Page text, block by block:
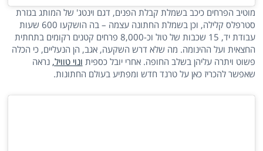
מוטיב הפרחים כיכב בשמלת קבלת הפנים, דגם וינטג' של המותג בגזרת
סטרפלס קלילה, וכן בשמלת החתונה עצמה – בה הושקעו 600 שעות
עבודת יד, 15 שכבות של טול וכ-8,000 פרחים קטנים רקומים בתחתית
החצאית ועל ההינומה. מה שלא דרש השקעה, אגב, הן הנעליים, כי הכלה
פשוט ויתרה עליהן בשלב החופה. אחרי יובל כספית ונוי טוויל,נראה
שאפשר להכריז כאן על טרנד חדש ומפתיע בעולם החתונות.